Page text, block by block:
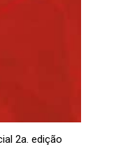
2a. edição